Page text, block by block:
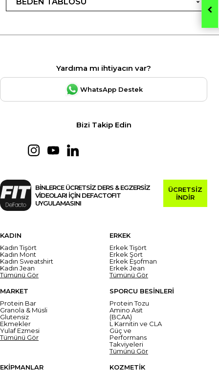
Yardıma mı ihtiyacın var?
WhatsApp Destek
Bizi Takip Edin
BİNLERCE ÜCRETSİZ DERS & EGZERSİZ
VİDEOLARI İÇİN DEFACTOFIT
UYGULAMASINI
ÜCRETSİZ
İNDİR
KADIN
Kadın Tişört
Kadın Mont
Kadın Sweatshirt
Kadın Jean
Tümünü Gör
ERKEK
Erkek Tişört
Erkek Şort
Erkek Eşofman
Erkek Jean
Tümünü Gör
MARKET
Protein Bar
Granola & Müsli
Glutensiz
Ekmekler
Yulaf Ezmesi
Tümünü Gör
SPORCU BESİNLERİ
Protein Tozu
Amino Asit
(BCAA)
L Karnitin ve CLA
Güç ve
Performans
Takviyeleri
Tümünü Gör
EKİPMANLAR
KOZMETİK